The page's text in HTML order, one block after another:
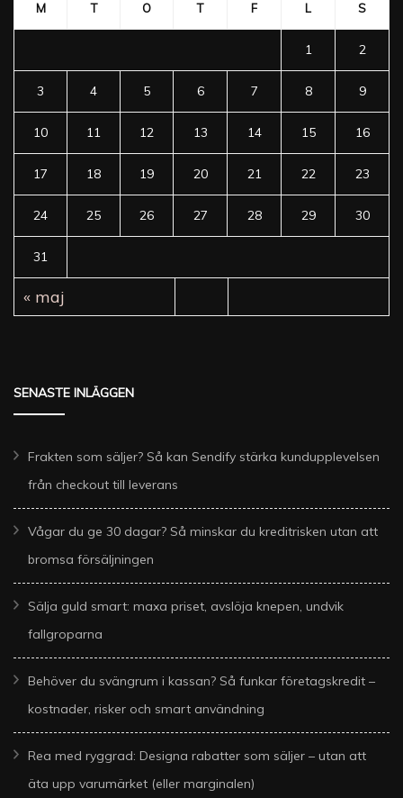
M T O T F L S
1 2
3 4 5 6 7 8 9
10 11 12 13 14 15 16
17 18 19 20 21 22 23
24 25 26 27 28 29 30
31
« maj
SENASTE INLÄGGEN
Frakten som säljer? Så kan Sendify stärka kundupplevelsen
från checkout till leverans
Vågar du ge 30 dagar? Så minskar du kreditrisken utan att
bromsa försäljningen
Sälja guld smart: maxa priset, avslöja knepen, undvik
fallgroparna
Behöver du svängrum i kassan? Så funkar företagskredit –
kostnader, risker och smart användning
Rea med ryggrad: Designa rabatter som säljer – utan att
äta upp varumärket (eller marginalen)